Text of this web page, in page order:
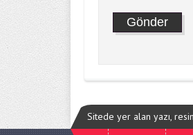
Sitede yer alan yazı,